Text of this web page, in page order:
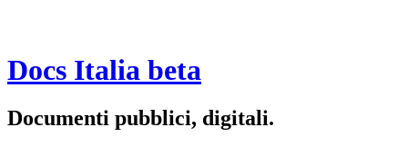
Docs Italia beta
Documenti pubblici, digitali.